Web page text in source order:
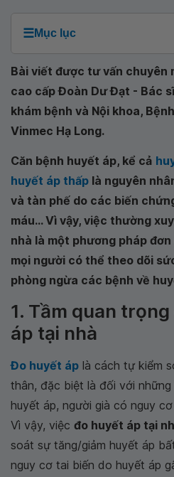
☰Mục lục
Bài viết được tư vấn chuyên
cao cấp Đoàn Dư Đạt - Bác
khám bệnh và Nội khoa,
Vinmec Hạ Long.
Căn bệnh huyết áp, kể cả
huyết áp thấp là nguyên
và tàn phế do các biến
máu... Vì vậy, việc thường
nhà là một phương pháp
mọi người có thể theo dõi
phòng ngừa các bệnh về
1. Tầm quan
áp tại nhà
Đo huyết áp là cách tự kiểm
thân, đặc biệt là đối với
huyết áp, người già có nguy
Vì vậy, việc đo huyết áp tại
soát sự tăng/giảm huyết áp
nguy cơ tai biến do huyết áp